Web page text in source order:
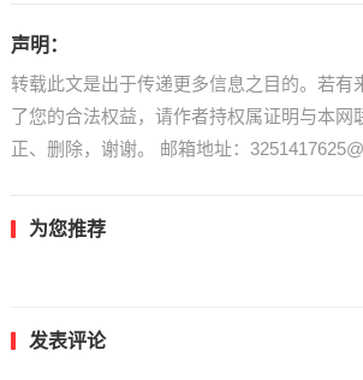
声明：
转载此文是出于传递更多信息之目的。若有
了您的合法权益，请作者持权属证明与本网
正、删除，谢谢。 邮箱地址：
为您推荐
发表评论